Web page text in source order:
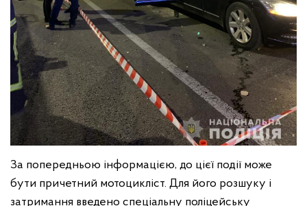
За попередньою інформацією, до цієї події може
бути причетний мотоцикліст. Для його розшуку і
затримання введено спеціальну поліцейську